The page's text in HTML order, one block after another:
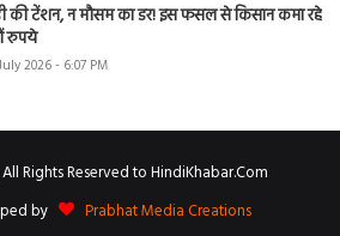
की टेंशन, न मौसम का डर! इस फसल से किसान कमा रहे
रुपये
2026 - 6:07 PM
Rights Reserved to HindiKhabar.Com
by
Prabhat Media Creations